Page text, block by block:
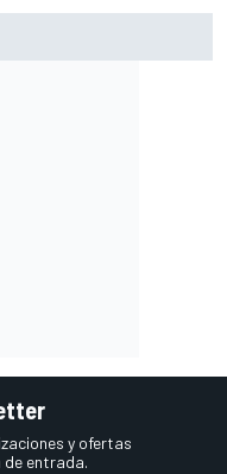
y ofertas
de entrada.